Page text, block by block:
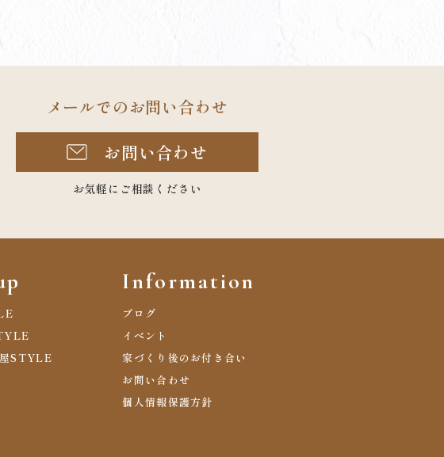
メールでのお問い合わせ
お問い合わせ
お気軽にご相談ください
STYLE
Information
ブログ
イベント
家づくり後のお付き合い
お問い合わせ
個人情報保護方針